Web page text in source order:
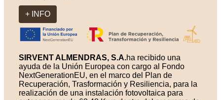
+ INFO
SIRVENT ALMENDRAS, S.A.ha recibido una
ayuda de la Unión Europea con cargo al Fondo
NextGenerationEU, en el marco del Plan de
Recuperación, Trasformación y Resiliencia, para la
realización de una instalación fotovoltaica para